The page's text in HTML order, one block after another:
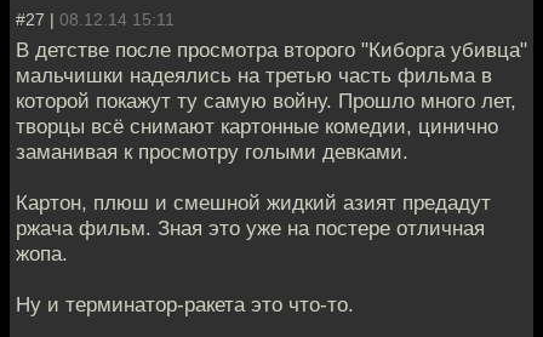
#27 | 08.12.14 15:11
В детстве после просмотра второго "Киборга убивца"
мальчишки надеялись на третью часть фильма в
которой покажут ту самую войну. Прошло много лет,
творцы всё снимают картонные комедии, цинично
заманивая к просмотру голыми девками.
Картон, плюш и смешной жидкий азият предадут
ржача фильм. Зная это уже на постере отличная
жопа.
Ну и терминатор-ракета это что-то.